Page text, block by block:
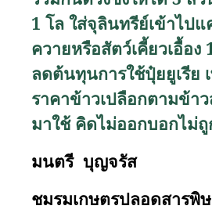
1 โล ใส่จุลินทรีย์เข้าไป
ควายหรือสัตว์เคี้ยวเอื้อ
ลดต้นทุนการใช้ปุ๋ยยูเรีย
ราคาข้าวเปลือกตามข้าว
มาใช้ คิดไม่ออกบอกไม่
มนตรี บุญจรัส
ชมรมเกษตรปลอดสารพิษ